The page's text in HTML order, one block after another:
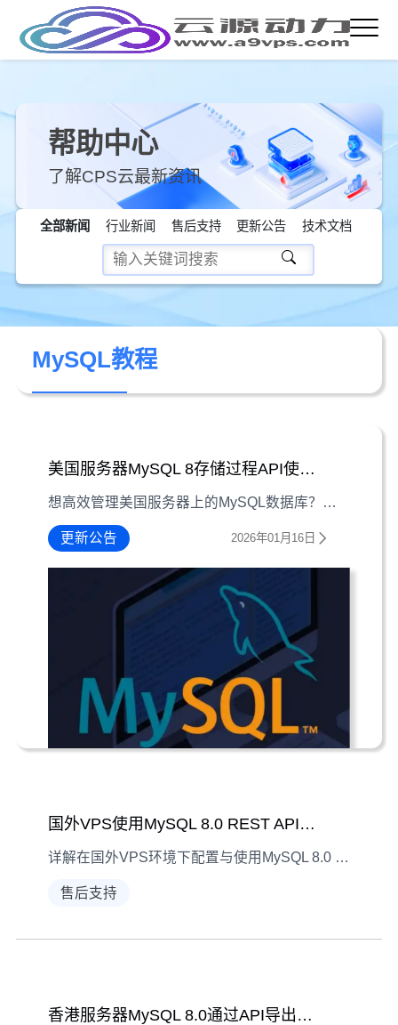
帮助中心
了解CPS云最新资讯
全部新闻 行业新闻 售后支持 更新公告 技术文档
MySQL教程
美国服务器MySQL 8存储过程API使用指南
想高效管理美国服务器上的MySQL数据库？从存储过程基础到创建、调用、修改，手把手教你用存储过程API提升操作效率。
更新公告 2026年01月16日
国外VPS使用MySQL 8.0 REST API教程
详解在国外VPS环境下配置与使用MySQL 8.0 REST API的全流程，涵盖准备工作、功能配置、数据交互及安全防护，助力开发者高效管理数据库。
售后支持
香港服务器MySQL 8.0通过API导出数据教程